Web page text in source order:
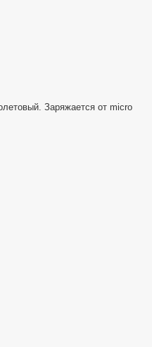
Заряжается от micro